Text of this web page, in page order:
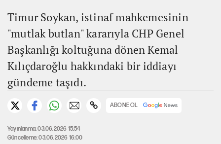
Timur Soykan, istinaf mahkemesinin
"mutlak butlan" kararıyla CHP Genel
Başkanlığı koltuğuna dönen Kemal
Kılıçdaroğlu hakkındaki bir iddiayı
gündeme taşıdı.
ABONE OL
Yayınlanma: 03.06.2026 15:54
Güncelleme: 03.06.2026 16:00